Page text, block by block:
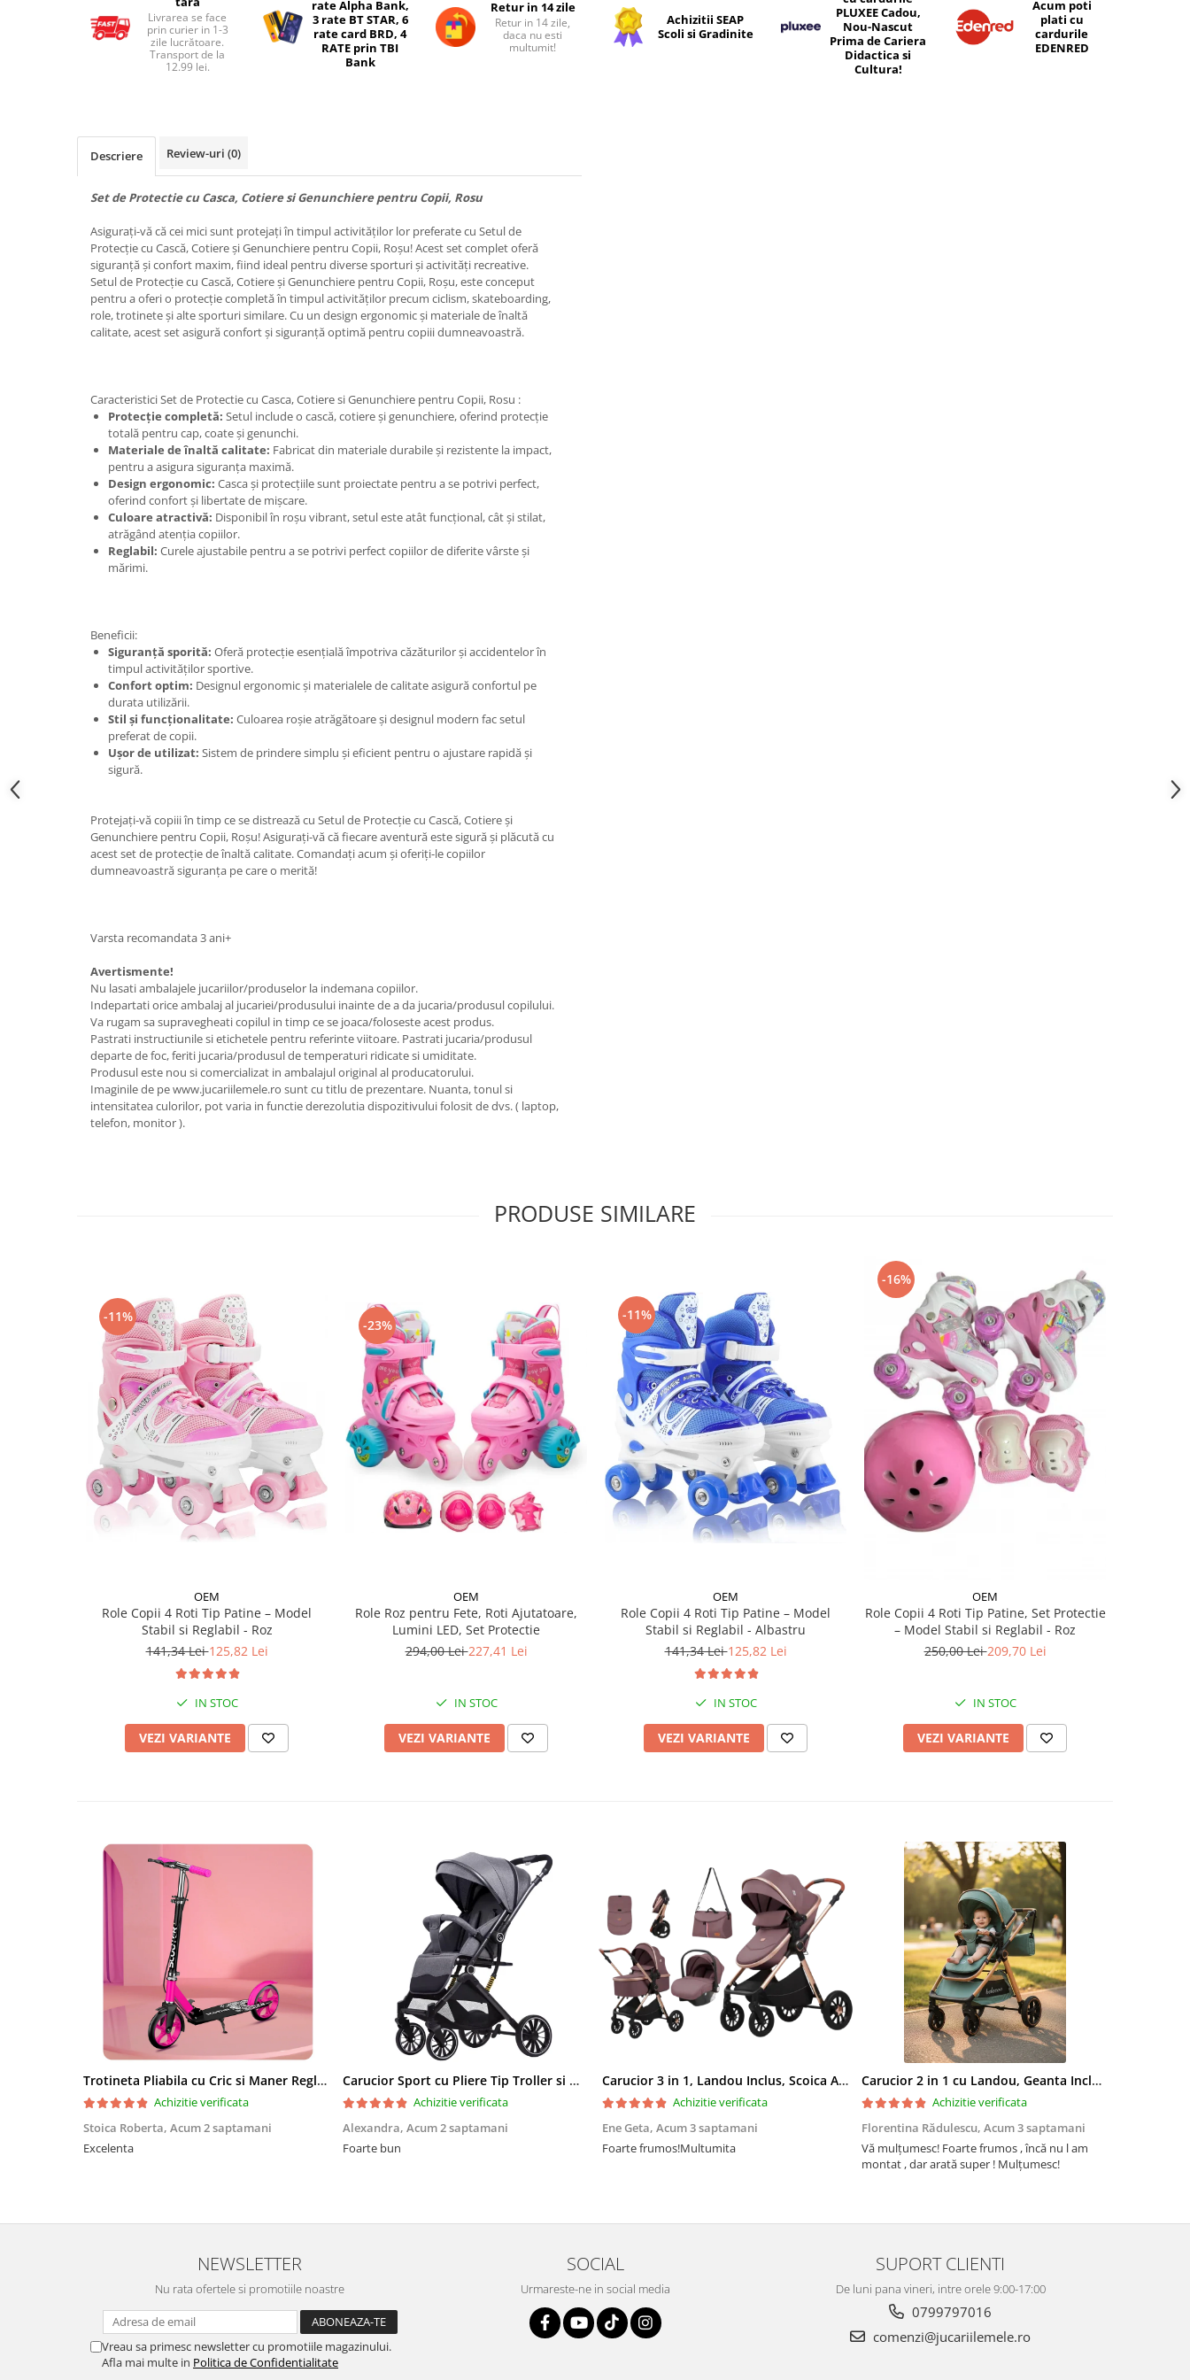
Micul explorator
Tarc joaca copii
Tarc joaca bebe
Tarc joaca cu bile
Livrarea se face
prin curier in 1-3
zile lucrătoare.
Transport de la
12.99 lei.
rate Alpha Bank,
3 rate BT STAR, 6
rate card BRD, 4
RATE prin TBI
Bank
Retur in 14 zile
Retur in 14 zile,
daca nu esti
multumit!
Achizitii SEAP
Scoli si Gradinite
PLUXEE Cadou,
Nou-Nascut
Prima de Cariera
Didactica si
Cultura!
Acum poti
plati cu
cardurile
EDENRED
Descriere Review-uri (0)
Set de Protectie cu Casca, Cotiere si Genunchiere pentru Copii, Rosu
Asigurați-vă că cei mici sunt protejați în timpul activităților lor preferate cu Setul de
Protecție cu Cască, Cotiere și Genunchiere pentru Copii, Roșu! Acest set complet oferă
siguranță și confort maxim, fiind ideal pentru diverse sporturi și activități recreative.
Setul de Protecție cu Cască, Cotiere și Genunchiere pentru Copii, Roșu, este conceput
pentru a oferi o protecție completă în timpul activităților precum ciclism, skateboarding,
role, trotinete și alte sporturi similare. Cu un design ergonomic și materiale de înaltă
calitate, acest set asigură confort și siguranță optimă pentru copiii dumneavoastră.
Caracteristici Set de Protectie cu Casca, Cotiere si Genunchiere pentru Copii, Rosu :
Protecție completă: Setul include o cască, cotiere și genunchiere, oferind protecție
totală pentru cap, coate și genunchi.
Materiale de înaltă calitate: Fabricat din materiale durabile și rezistente la impact,
pentru a asigura siguranța maximă.
Design ergonomic: Casca și protecțiile sunt proiectate pentru a se potrivi perfect,
oferind confort și libertate de mișcare.
Culoare atractivă: Disponibil în roșu vibrant, setul este atât funcțional, cât și stilat,
atrăgând atenția copiilor.
Reglabil: Curele ajustabile pentru a se potrivi perfect copiilor de diferite vârste și
mărimi.
Beneficii:
Siguranță sporită: Oferă protecție esențială împotriva căzăturilor și accidentelor în
timpul activităților sportive.
Confort optim: Designul ergonomic și materialele de calitate asigură confortul pe
durata utilizării.
Stil și funcționalitate: Culoarea roșie atrăgătoare și designul modern fac setul
preferat de copii.
Ușor de utilizat: Sistem de prindere simplu și eficient pentru o ajustare rapidă și
sigură.
Protejați-vă copiii în timp ce se distrează cu Setul de Protecție cu Cască, Cotiere și
Genunchiere pentru Copii, Roșu! Asigurați-vă că fiecare aventură este sigură și plăcută cu
acest set de protecție de înaltă calitate. Comandați acum și oferiți-le copiilor
dumneavoastră siguranța pe care o merită!
Varsta recomandata 3 ani+
Avertismente!
Nu lasati ambalajele jucariilor/produselor la indemana copiilor.
Indepartati orice ambalaj al jucariei/produsului inainte de a da jucaria/produsul copilului.
Va rugam sa supravegheati copilul in timp ce se joaca/foloseste acest produs.
Pastrati instructiunile si etichetele pentru referinte viitoare. Pastrati jucaria/produsul
departe de foc, feriti jucaria/produsul de temperaturi ridicate si umiditate.
Produsul este nou si comercializat in ambalajul original al producatorului.
Imaginile de pe www.jucariilemele.ro sunt cu titlu de prezentare. Nuanta, tonul si
intensitatea culorilor, pot varia in functie derezolutia dispozitivului folosit de dvs. ( laptop,
telefon, monitor ).
PRODUSE SIMILARE
-11%
OEM
Role Copii 4 Roti Tip Patine – Model
Stabil si Reglabil - Roz
141,34 Lei125,82 Lei
IN STOC
VEZI VARIANTE
-23%
OEM
Role Roz pentru Fete, Roti Ajutatoare,
Lumini LED, Set Protectie
294,00 Lei227,41 Lei
IN STOC
VEZI VARIANTE
-11%
OEM
Role Copii 4 Roti Tip Patine – Model
Stabil si Reglabil - Albastru
141,34 Lei125,82 Lei
IN STOC
VEZI VARIANTE
-16%
OEM
Role Copii 4 Roti Tip Patine, Set Protectie
– Model Stabil si Reglabil - Roz
250,00 Lei209,70 Lei
IN STOC
VEZI VARIANTE
Trotineta Pliabila cu Cric si Maner Reglabil
Achizitie verificata
Stoica Roberta, Acum 2 saptamani
Excelenta
Carucior Sport cu Pliere Tip Troller si Maner Reversibil - Gri
Achizitie verificata
Alexandra, Acum 2 saptamani
Foarte bun
Carucior 3 in 1, Landou Inclus, Scoica Auto, Reversibil, Pliabil, Cadru din Aluminiu, 0-36 luni, ROZ PRAFUIT
Achizitie verificata
Ene Geta, Acum 3 saptamani
Foarte frumos!Multumita
Carucior 2 in 1 cu Landou, Geanta Inclusa, Cadru de Aluminiu, Roti Pivotante 360 si Suport Pahar, 0-36 Luni, TURCOAZ
Achizitie verificata
Florentina Rădulescu, Acum 3 saptamani
Vă mulțumesc! Foarte frumos , încă nu l am
montat , dar arată super ! Mulțumesc!
Recomand
NEWSLETTER
Nu rata ofertele si promotiile noastre
Vreau sa primesc newsletter cu promotiile magazinului.
Afla mai multe in Politica de Confidentialitate
SOCIAL
Urmareste-ne in social media
SUPORT CLIENTI
De luni pana vineri, intre orele 9:00-17:00
0799797016
comenzi@jucariilemele.ro